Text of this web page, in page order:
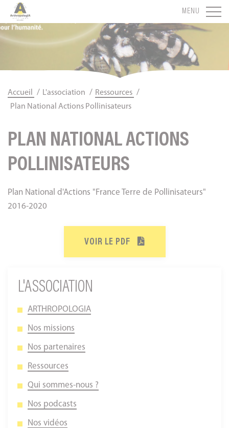
MENU
Accueil / L'association / Ressources /
Plan National Actions Pollinisateurs
PLAN NATIONAL ACTIONS
POLLINISATEURS
Plan National d'Actions "France Terre de Pollinisateurs"
2016-2020
VOIR LE PDF
L'ASSOCIATION
ARTHROPOLOGIA
Nos missions
Nos partenaires
Ressources
Qui sommes-nous ?
Nos podcasts
Nos vidéos
Panneau de gestion des cookies